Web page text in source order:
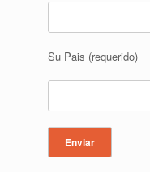
Su Pais (requerido)